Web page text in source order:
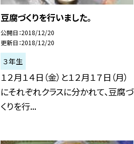
豆腐づくりを行いました。
公開日 2018/12/20
更新日 2018/12/20
３年生
１２月１４日（金）と１２月１７日（月）
にそれぞれクラスに分かれて、豆腐づ
くりを行...